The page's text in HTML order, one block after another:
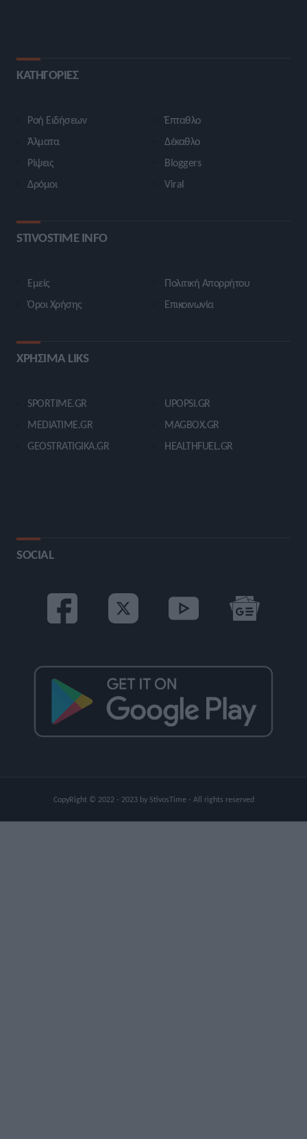
ΚΑΤΗΓΟΡΙΕΣ
Ροή Ειδήσεων
Άλματα
Ρίψεις
Δρόμοι
Έπταθλο
Δέκαθλο
Bloggers
Viral
STIVOSTIME INFO
Εμείς
Όροι Χρήσης
Πολιτική Απορρήτου
Επικοινωνία
ΧΡΗΣΙΜΑ LIKS
SPORTIME.GR
MEDIATIME.GR
GEOSTRATIGIKA.GR
UPOPSI.GR
MAGBOX.GR
HEALTHFUEL.GR
SOCIAL
CopyRight © 2022 - 2023 by StivosTime - All rights reserved